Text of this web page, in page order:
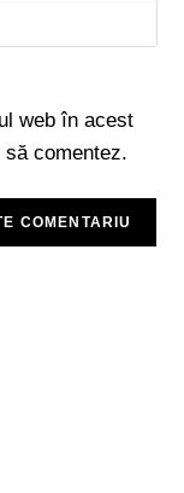
web în acest
comentez.